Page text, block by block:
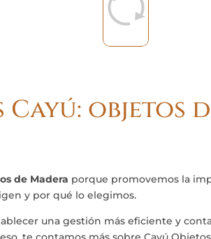
Cayú: objetos
de Madera porque promovemos la
y por qué lo elegimos.
una gestión más eficiente y